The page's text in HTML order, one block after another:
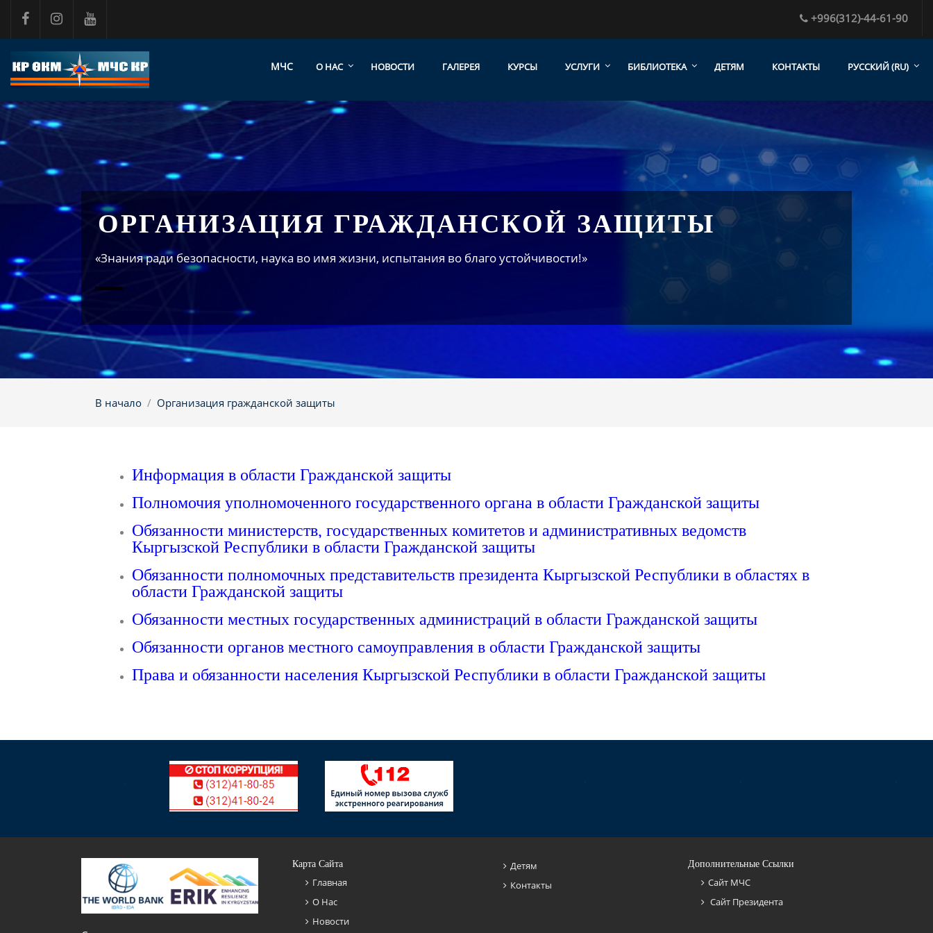
+996(312)-44-61-90
МЧС О НАС НОВОСТИ ГАЛЕРЕЯ КУРСЫ УСЛУГИ БИБЛИОТЕКА ДЕТЯМ КОНТАКТЫ РУССКИЙ ‎(RU)‎
ОРГАНИЗАЦИЯ ГРАЖДАНСКОЙ ЗАЩИТЫ
«Знания ради безопасности, наука во имя жизни, испытания во благо устойчивости!»
В начало Организация гражданской защиты
Информация в области Гражданской защиты
Полномочия уполномоченного государственного органа в области Гражданской защиты
Обязанности министерств, государственных комитетов и административных ведомств
Кыргызской Республики в области Гражданской защиты
Обязанности полномочных представительств президента Кыргызской Республики в областях в
области Гражданской защиты
Обязанности местных государственных администраций в области Гражданской защиты
Обязанности органов местного самоуправления в области Гражданской защиты
Права и обязанности населения Кыргызской Республики в области Гражданской защиты
Карта Сайта
Главная
О Нас
Новости
Детям
Контакты
Дополнительные Ссылки
Сайт МЧС
Сайт Президента